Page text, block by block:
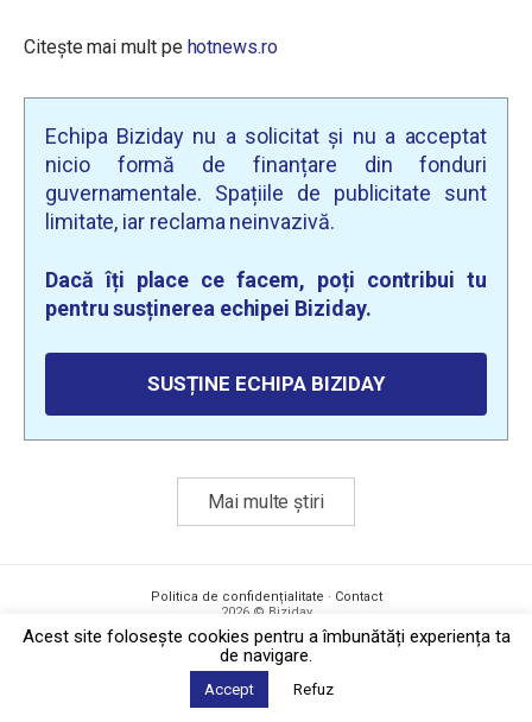
Citește mai mult pe hotnews.ro
Echipa Biziday nu a solicitat și nu a acceptat
nicio formă de finanțare din fonduri
guvernamentale. Spațiile de publicitate sunt
limitate, iar reclama neinvazivă.
Dacă îți place ce facem, poți contribui tu
pentru susținerea echipei Biziday.
SUSȚINE ECHIPA BIZIDAY
Mai multe știri
Politica de confidențialitate · Contact
2026 © Biziday
Acest site foloseşte cookies pentru a îmbunătăți experiența ta
de navigare.
Accept Refuz